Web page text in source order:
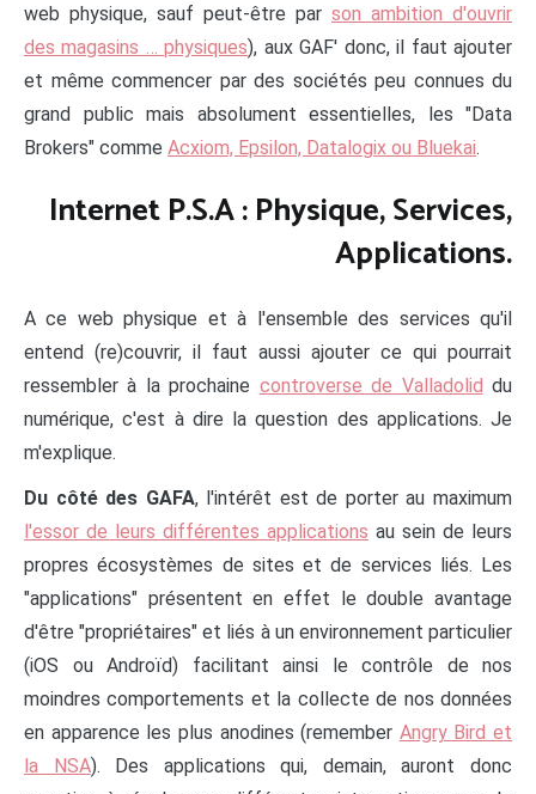
web physique, sauf peut-être par son ambition d'ouvrir
des magasins … physiques), aux GAF' donc, il faut ajouter
et même commencer par des sociétés peu connues du
grand public mais absolument essentielles, les "Data
Brokers" comme Acxiom, Epsilon, Datalogix ou Bluekai.
Internet P.S.A : Physique, Services,
Applications.
A ce web physique et à l'ensemble des services qu'il
entend (re)couvrir, il faut aussi ajouter ce qui pourrait
ressembler à la prochaine controverse de Valladolid du
numérique, c'est à dire la question des applications. Je
m'explique.
Du côté des GAFA, l'intérêt est de porter au maximum
l'essor de leurs différentes applications au sein de leurs
propres écosystèmes de sites et de services liés. Les
"applications" présentent en effet le double avantage
d'être "propriétaires" et liés à un environnement particulier
(iOS ou Androïd) facilitant ainsi le contrôle de nos
moindres comportements et la collecte de nos données
en apparence les plus anodines (remember Angry Bird et
la NSA). Des applications qui, demain, auront donc